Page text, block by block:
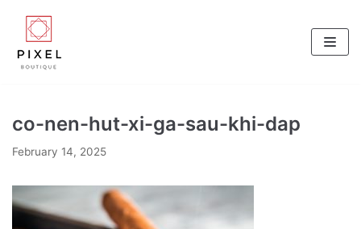
Skip
to
content
co-nen-hut-xi-ga-sau-khi-dap
February 14, 2025